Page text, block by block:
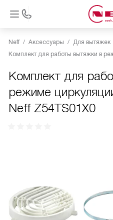
Neff Аксессуары
Для вытяжек
Комплект для работы вытяжки в
Комплект для
режиме
Neff Z54TS01X0